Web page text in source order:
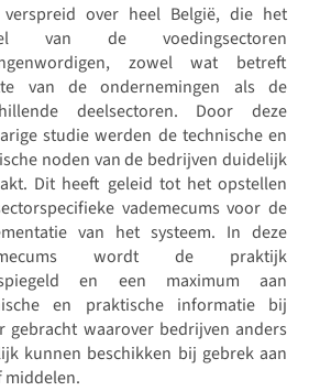
verspreid over heel België, die het
van de voedingsectoren
zowel wat betreft
van de ondernemingen als de
deelsectoren. Door deze
studie werden de technische en
noden van de bedrijven duidelijk
Dit heeft geleid tot het opstellen
vademecums voor de
van het systeem. In deze
wordt de praktijk
en een maximum aan
en praktische informatie bij
gebracht waarover bedrijven anders
kunnen beschikken bij gebrek aan
middelen.